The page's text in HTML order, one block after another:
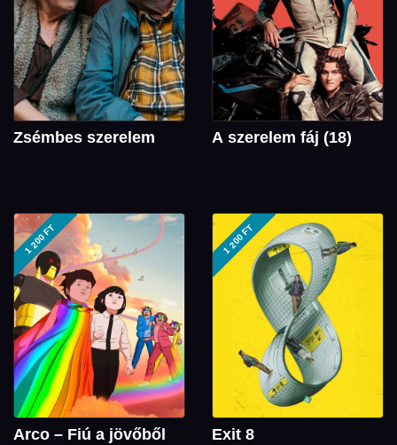
Zsémbes szerelem A szerelem fáj (18)
1 200 FT
Arco – Fiú a jövőből
1 200 FT
Exit 8